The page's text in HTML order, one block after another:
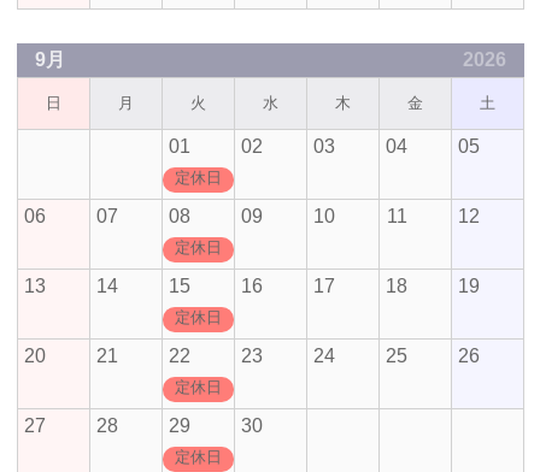
9月 2026
日 月 火 水 木 金 土
01
定休日
02 03 04 05
06 07 08
定休日
09 10 11 12
13 14 15
定休日
16 17 18 19
20 21 22
定休日
23 24 25 26
27 28 29
定休日
30